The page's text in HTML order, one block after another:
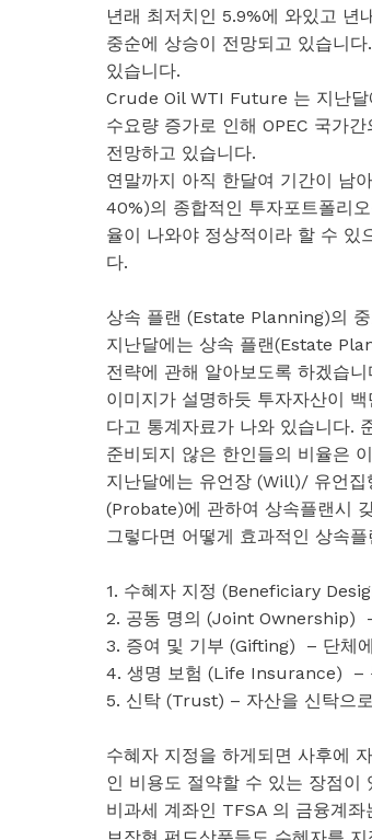
년래 최저치인 5.9%에 와있고 년
중순에 상승이 전망되고 있습니
있습니다.
Crude Oil WTI Future 는 지난달
수요량 증가로 인해 OPEC 국가
전망하고 있습니다.
연말까지 아직 한달여 기간이 남
40%)의 종합적인 투자포트폴리
율이 나와야 정상적이라 할 수 있
다.
상속 플랜 (Estate Planning)의
지난달에는 상속 플랜(Estate
전략에 관해 알아보도록 하겠습니
이미지가 설명하듯 투자자산이
다고 통계자료가 나와 있습니다.
준비되지 않은 한인들의 비율은
지난달에는 유언장 (Will)/ 유언
(Probate)에 관하여 상속플랜시
그렇다면 어떻게 효과적인 상속
1. 수혜자 지정 (Beneficiary
2. 공동 명의 (Joint Ownership)
3. 증여 및 기부 (Gifting) – 단체
4. 생명 보험 (Life Insurance) –
5. 신탁 (Trust) – 자산을 신탁으
수혜자 지정을 하게되면 사후에
인 비용도 절약할 수 있는 장점이
비과세 계좌인 TFSA 의 금융계